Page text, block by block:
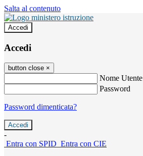
Salta al contenuto
Accedi
Accedi
button close ×
Nome Utente
Password
Password dimenticata?
-
Entra con SPID Entra con CIE